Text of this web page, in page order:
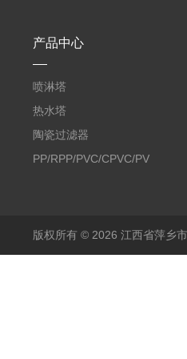
产品中心
喷淋塔
热水塔
陶瓷过滤器
PP/RPP/PVC/CPVC/PVDF
版权所有 © 2026 江西省萍乡